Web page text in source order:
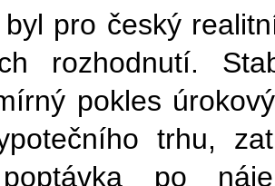
pro český
rozhodnutí.
pokles
trhu,
po